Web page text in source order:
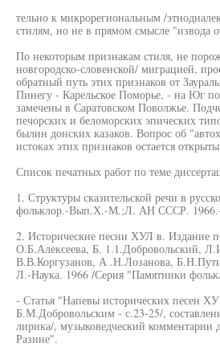
тельно к микрорегиональным /
стилям, но не в прямом смысле "извода
По некоторым признакам стиля, не
новгородско-словенской/ миграцией,
обратный путь этих признаков от
Пинегу - Карельское Поморье, - на Юг
замечены в Саратовском Поволжье.
печорских и беломорских эпических
былин донских казаков. Вопрос об
истоках этих признаков остается
Список печатных работ по теме
1. Структуры сказительской речи в
фольклор.-Вып.Х.-М.;Л. АН СССР.
2. Исторические песни ХУЛ в. Издание
О.Б.Алексеева, Б. 1.1.Добровольский,
В.В.Коргузанов, А .Н.Лозанова,
Л.-Наука. 1966 /Серия "Памятники
- Статья "Напевы исторических песен
Б.М.Добровольским - с.23-25/,
лирика/, музыковедческий комментарии
Разине".